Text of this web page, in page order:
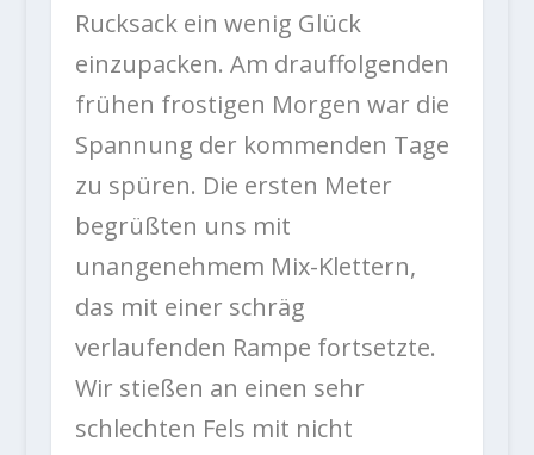
Rucksack ein wenig Glück
einzupacken. Am drauffolgenden
frühen frostigen Morgen war die
Spannung der kommenden Tage
zu spüren. Die ersten Meter
begrüßten uns mit
unangenehmem Mix-Klettern,
das mit einer schräg
verlaufenden Rampe fortsetzte.
Wir stießen an einen sehr
schlechten Fels mit nicht